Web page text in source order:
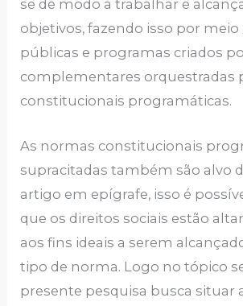
se de modo a trabalhar e
objetivos, fazendo isso por
públicas e programas criados
complementares orquestradas
constitucionais programáticas.
As normas constitucionais
supracitadas também são alvo
artigo em epígrafe, isso é
que os direitos sociais estão
aos fins ideais a serem
tipo de norma. Logo no tópico
presente pesquisa busca situar